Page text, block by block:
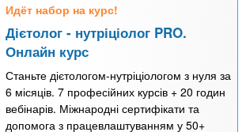
Идёт набор на курс!
Дієтолог - нутріціолог PRO.
Онлайн курс
Станьте дієтологом-нутріціологом з нуля за
6 місяців. 7 професійних курсів + 20 годин
вебінарів. Міжнародні сертифікати та
допомога з працевлаштуванням у 50+